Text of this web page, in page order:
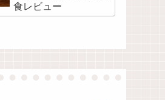
食レビュー